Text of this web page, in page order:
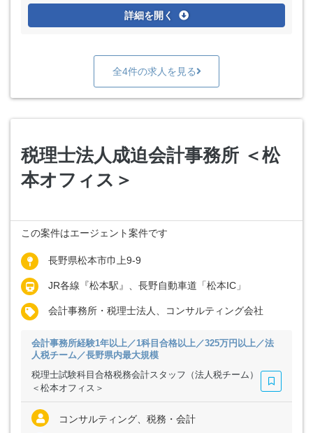
詳細を開く
全4件の求人を見る
税理士法人成迫会計事務所 ＜松
本オフィス＞
この案件はエージェント案件です
長野県松本市巾上9-9
JR各線『松本駅』、長野自動車道「松本IC」
会計事務所・税理士法人、コンサルティング会社
会計事務所経験1年以上／1科目合格以上／325万円以上／法
人税チーム／長野県内最大規模
税理士試験科目合格税務会計スタッフ（法人税チーム）
＜松本オフィス＞
コンサルティング、税務・会計